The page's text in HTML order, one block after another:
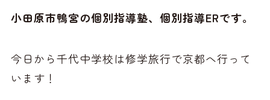
小田原市鴨宮の個別指導塾、個別指導ERです。
今日から千代中学校は修学旅行で京都へ行って
います！